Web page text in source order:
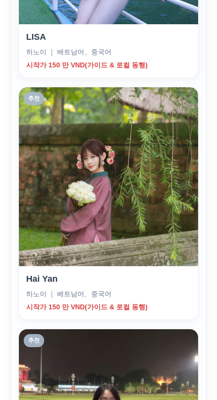
LISA
하노이 ｜ 베트남어、중국어
시작가 150 만 VND(가이드 & 로컬 동행)
추천
Hai Yan
하노이 ｜ 베트남어、중국어
시작가 150 만 VND(가이드 & 로컬 동행)
추천